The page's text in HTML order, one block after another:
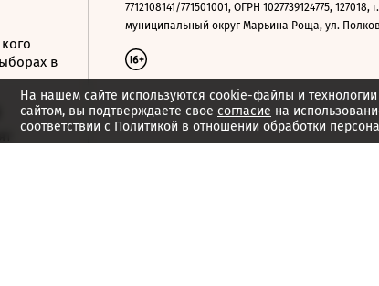
в
На нашем сайте используются cookie-файлы и
сайтом, вы подтверждаете свое согласие на
соответствии с Политикой в отношении обработки
7712108141/771501001, ОГРН 1027739124775, 127018,
муниципальный округ Марьина Роща, ул.